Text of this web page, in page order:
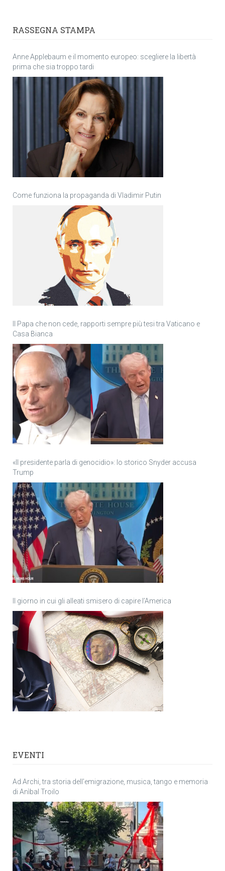
RASSEGNA STAMPA
Anne Applebaum e il momento europeo: scegliere la libertà
prima che sia troppo tardi
Come funziona la propaganda di Vladimir Putin
Il Papa che non cede, rapporti sempre più tesi tra Vaticano e
Casa Bianca
«Il presidente parla di genocidio»: lo storico Snyder accusa
Trump
Il giorno in cui gli alleati smisero di capire l’America
EVENTI
Ad Archi, tra storia dell’emigrazione, musica, tango e memoria
di Anìbal Troilo